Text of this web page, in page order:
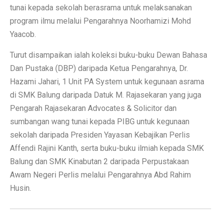
tunai kepada sekolah berasrama untuk melaksanakan
program ilmu melalui Pengarahnya Noorhamizi Mohd
Yaacob.
Turut disampaikan ialah koleksi buku-buku Dewan Bahasa
Dan Pustaka (DBP) daripada Ketua Pengarahnya, Dr.
Hazami Jahari, 1 Unit PA System untuk kegunaan asrama
di SMK Balung daripada Datuk M. Rajasekaran yang juga
Pengarah Rajasekaran Advocates & Solicitor dan
sumbangan wang tunai kepada PIBG untuk kegunaan
sekolah daripada Presiden Yayasan Kebajikan Perlis
Affendi Rajini Kanth, serta buku-buku ilmiah kepada SMK
Balung dan SMK Kinabutan 2 daripada Perpustakaan
Awam Negeri Perlis melalui Pengarahnya Abd Rahim
Husin.